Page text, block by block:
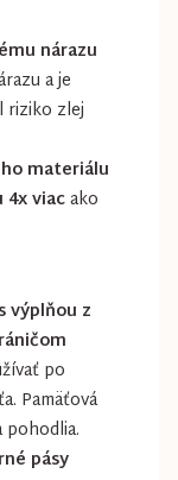
nárazu
a je
riziko zlej
materiálu
viacako
výplňou z
po
Pamäťová
pohodlia.
pásy